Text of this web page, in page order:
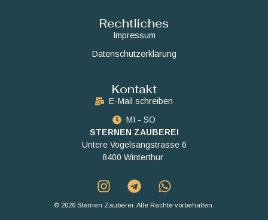
Rechtliches
Impressum
Datenschutzerklärung
Kontakt
E-Mail schreiben
MI - SO
STERNEN ZAUBEREI
Untere Vogelsangstrasse 6
8400 Winterthur
© 2026 Sternen Zauberei. Alle Rechte vorbehalten.